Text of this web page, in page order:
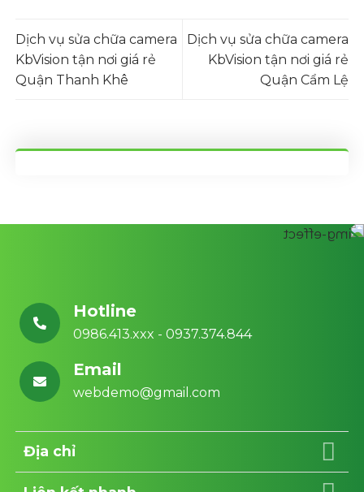
Dịch vụ sửa chữa camera
KbVision tận nơi giá rẻ
Quận Thanh Khê
Dịch vụ sửa chữa camera
KbVision tận nơi giá rẻ
Quận Cẩm Lệ
Hotline
0986.413.xxx - 0937.374.844
Email
webdemo@gmail.com
Địa chỉ